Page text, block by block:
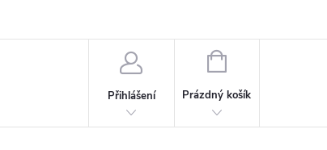
Přihlášení
NÁKUPNÍ
Prázdný košík